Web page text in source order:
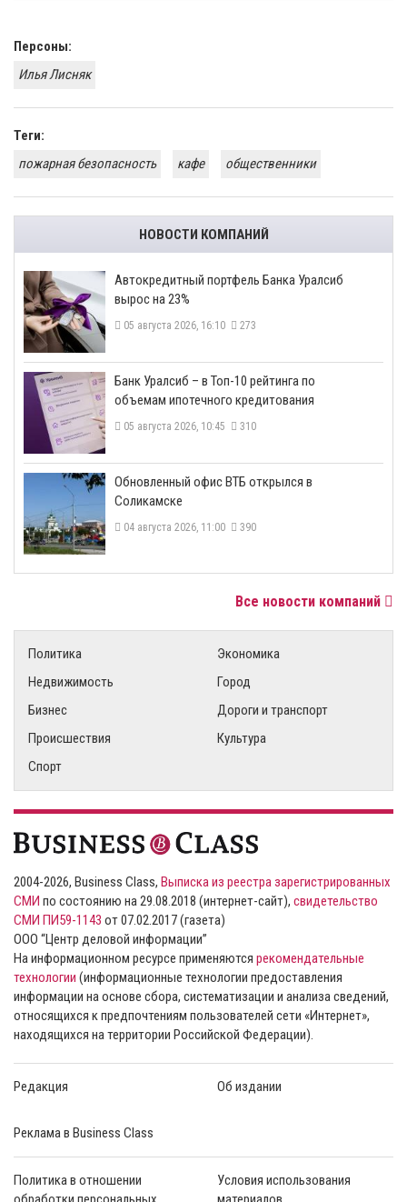
Персоны:
Илья Лисняк
Теги:
пожарная безопасность
кафе общественники
НОВОСТИ КОМПАНИЙ
​Автокредитный портфель Банка Уралсиб
вырос на 23%
05 августа 2026, 16:10 273
​Банк Уралсиб – в Топ-10 рейтинга по
объемам ипотечного кредитования
05 августа 2026, 10:45 310
​Обновленный офис ВТБ открылся в
Соликамске
04 августа 2026, 11:00 390
Все новости компаний
Политика
Экономика
Недвижимость
Город
Бизнес
Дороги и транспорт
Происшествия
Культура
Спорт
2004-2026, Business Class, Выписка из реестра зарегистрированных
СМИ по состоянию на 29.08.2018 (интернет-сайт), свидетельство
СМИ ПИ59-1143 от 07.02.2017 (газета)
ООО “Центр деловой информации”
На информационном ресурсе применяются рекомендательные
технологии (информационные технологии предоставления
информации на основе сбора, систематизации и анализа сведений,
относящихся к предпочтениям пользователей сети «Интернет»,
находящихся на территории Российской Федерации).
Редакция Об издании
Реклама в Business Class
Политика в отношении
Условия использования